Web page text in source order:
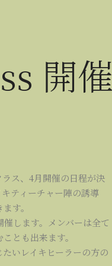
開
ス、4月開催の日程が決
ティーチャー陣の誘導
す。
します。メンバーは全て
とも出来ます。
いレイキヒーラーの方の